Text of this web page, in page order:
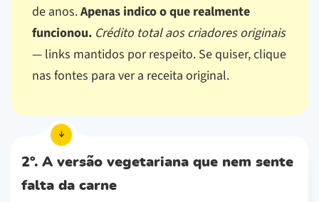
de anos.Apenas indico o que realmente
funcionou. Crédito total aos criadores originais
— links mantidos por respeito. Se quiser, clique
nas fontes para ver a receita original.
2º. A versão vegetariana que nem sente
falta da carne